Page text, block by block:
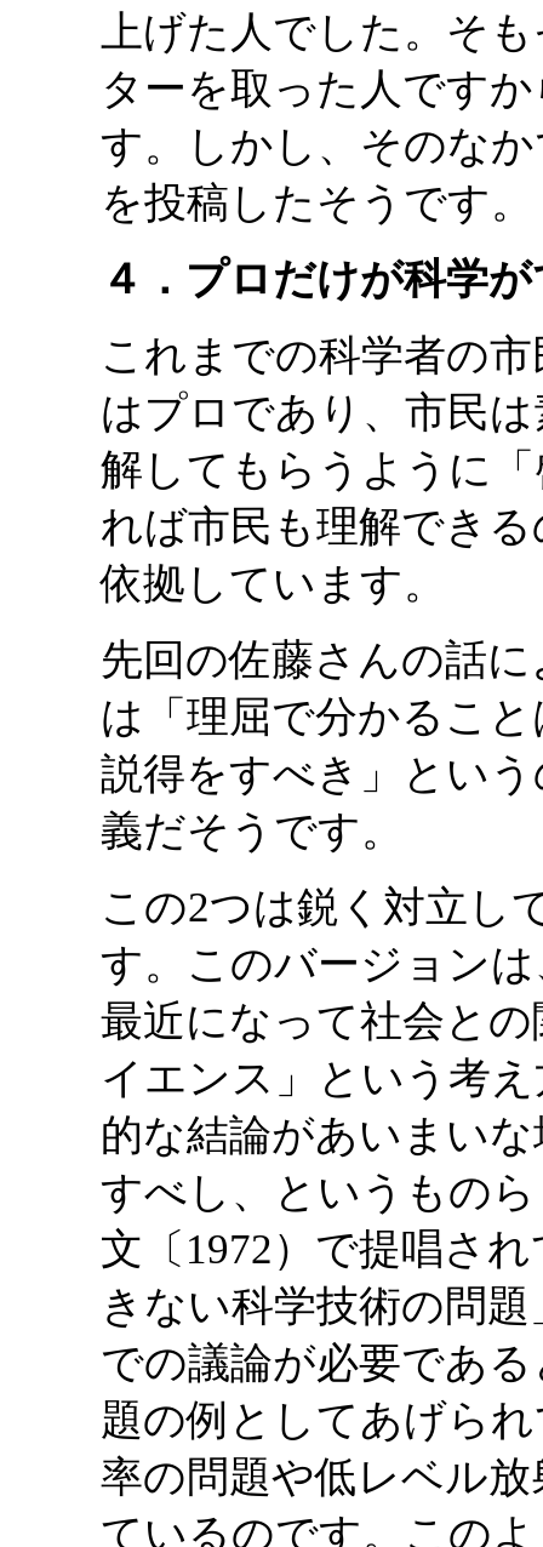
上げた人でした。そ
ターを取った人です
す。しかし、そのな
を投稿したそうです。
４．プロだけが科学
これまでの科学者の
はプロであり、市民
解してもらうように
れば市民も理解でき
依拠しています。
先回の佐藤さんの話
は「理屈で分かるこ
説得をすべき」とい
義だそうです。
この2つは鋭く対立し
す。このバージョン
最近になって社会と
イエンス」という考
的な結論があいまい
すべし、というもの
文〔1972）で提唱さ
きない科学技術の問
での議論が必要であ
題の例としてあげら
率の問題や低レベル
ているのです。この